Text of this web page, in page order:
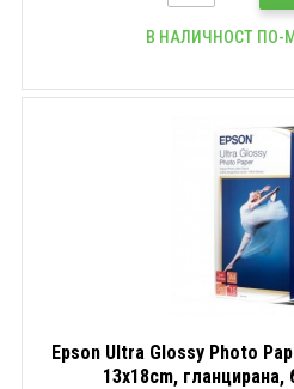
В НАЛИЧНОСТ ПО-
Epson Ultra Glossy Photo
13x18cm,